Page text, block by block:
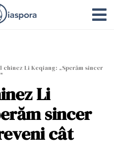
chinez Li Keqiang: „Sperăm sincer
Li
sincer
cât